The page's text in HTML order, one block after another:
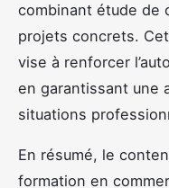
combinant étude de
projets concrets.
vise à renforcer
en garantissant une
situations
En résumé, le
formation en